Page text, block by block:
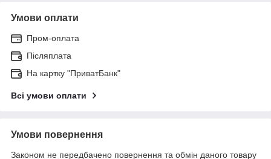
Умови оплати
Пром-оплата
Післяплата
На картку "ПриватБанк"
Всі умови оплати
Умови повернення
Законом не передбачено повернення та обмін даного товару